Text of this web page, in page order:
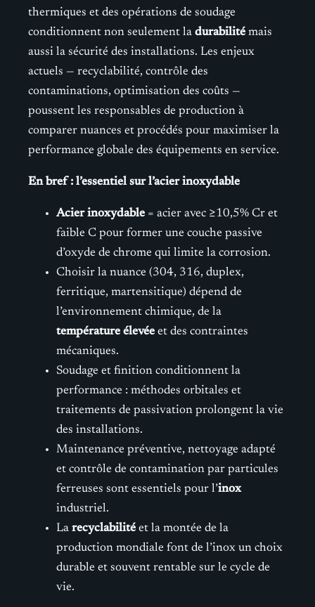
thermiques et des opérations de soudage
conditionnent non seulement la durabilité mais
aussi la sécurité des installations. Les enjeux
actuels — recyclabilité, contrôle des
contaminations, optimisation des coûts —
poussent les responsables de production à
comparer nuances et procédés pour maximiser la
performance globale des équipements en service.
En bref : l’essentiel sur l’acier inoxydable
Acier inoxydable = acier avec ≥10,5% Cr et
faible C pour former une couche passive
d’oxyde de chrome qui limite la corrosion.
Choisir la nuance (304, 316, duplex,
ferritique, martensitique) dépend de
l’environnement chimique, de la
température élevée et des contraintes
mécaniques.
Soudage et finition conditionnent la
performance : méthodes orbitales et
traitements de passivation prolongent la vie
des installations.
Maintenance préventive, nettoyage adapté
et contrôle de contamination par particules
ferreuses sont essentiels pour l’inox
industriel.
La recyclabilité et la montée de la
production mondiale font de l’inox un choix
durable et souvent rentable sur le cycle de
vie.